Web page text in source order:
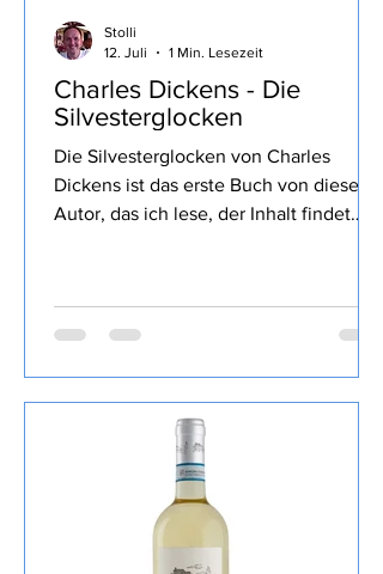
Charles Dickens - Die
Silvesterglocken
Die Silvesterglocken von Charles
Dickens ist das erste Buch von diesem
Books, mein Fazit: Nun, ich kannte
bisher nur die Weihnachtsgeschichte
doch der Schreibstil sehr verwirrend mit
vielen negativen Protagonisten und
entsprechenden Kommentaren, ab
einem gewissen Punkt habe ich dann
das Buch nur noch überflogen,
wenigstens hat mich das Ratespiel des
12. Juli
1 Min. Lesezeit